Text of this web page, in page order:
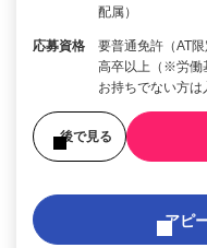
配属）
応募資格
要普通免許（AT
高卒以上（※労働
お持ちでない方は
後で見る
アピ